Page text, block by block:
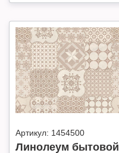
Артикул: 1454500
Линолеум бытовой